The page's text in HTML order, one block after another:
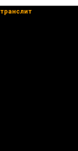
транслит